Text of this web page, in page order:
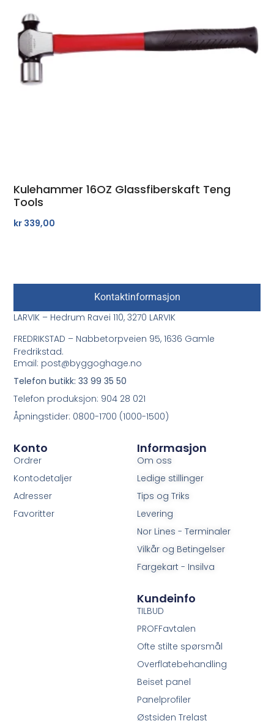
Kulehammer 16OZ Glassfiberskaft Teng
Tools
kr 339,00
Informasjon
Om oss
Ledige stillinger
Tips og Triks
Levering
Nor Lines - Terminaler
Vilkår og Betingelser
Fargekart - Insilva
Konto
Ordrer
Kontodetaljer
Adresser
Favoritter
Kundeinfo
TILBUD
PROFFavtalen
Ofte stilte spørsmål
Overflatebehandling
Beiset panel
Panelprofiler
Østsiden Trelast
Kontaktinformasjon
LARVIK – Hedrum Ravei 110, 3270 LARVIK
FREDRIKSTAD – Nabbetorpveien 95, 1636 Gamle
Fredrikstad.
Email: post@byggoghage.no
Telefon butikk: 33 99 35 50
Telefon produksjon: 904 28 021
Åpningstider: 0800-1700 (1000-1500)